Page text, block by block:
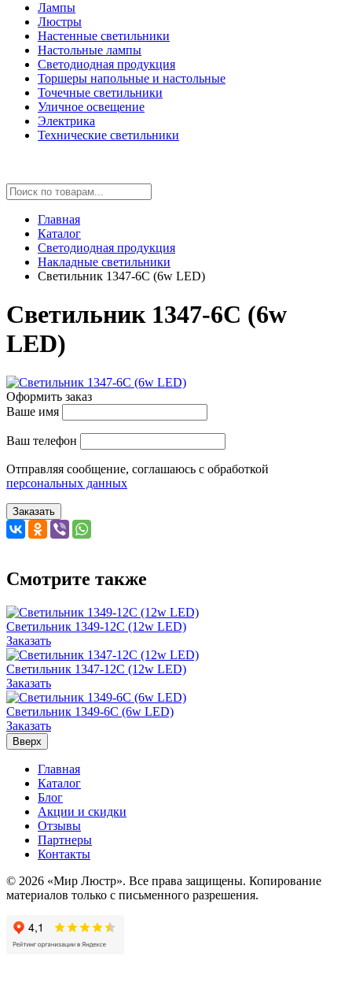
Лампы
Люстры
Настенные светильники
Настольные лампы
Светодиодная продукция
Торшеры напольные и настольные
Точечные светильники
Уличное освещение
Электрика
Технические светильники
Главная
Каталог
Светодиодная продукция
Накладные светильники
Светильник 1347-6C (6w LED)
Светильник 1347-6C (6w
LED)
Оформить заказ
Ваше имя
Ваш телефон
Отправляя сообщение, соглашаюсь с обработкой
персональных данных
Заказать
Смотрите также
Светильник 1349-12C (12w LED)
Заказать
Светильник 1347-12C (12w LED)
Заказать
Светильник 1349-6C (6w LED)
Заказать
Вверх
Главная
Каталог
Блог
Акции и скидки
Отзывы
Партнеры
Контакты
© 2026 «Мир Люстр». Все права защищены. Копирование
материалов только с письменного разрешения.